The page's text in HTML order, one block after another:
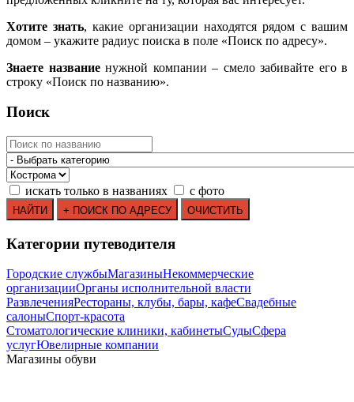
Хотите знать, какие организации находятся рядом с вашим
домом – укажите радиус поиска в поле «Поиск по адресу».
Знаете названиенужной компании – смело забивайте его в
строку «Поиск по названию».
Поиск
искать только в названиях с фото
Категории путеводителя
Городские службыМагазиныНекоммерческие
организацииОрганы исполнительной власти
РазвлеченияРестораны, клубы, бары, кафеСвадебные
салоныСпорт-красота
Стоматологические клиники, кабинетыСудыСфера
услугЮвелирные компании
Магазины обуви